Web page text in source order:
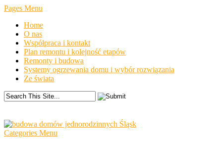
Pages Menu
Home
O nas
Współpraca i kontakt
Plan remontu i kolejność etapów
Remonty i budowa
Systemy ogrzewania domu i wybór rozwiązania
Ze świata
Categories Menu